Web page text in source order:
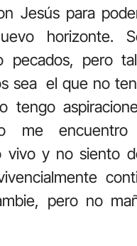
Jesús para
horizonte.
pecados, pero
sea el que no
tengo
me encuentro
vivo y no siento
pero no